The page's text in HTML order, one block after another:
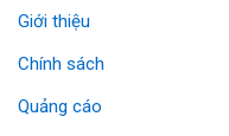
Giới thiệu
Chính sách
Quảng cáo